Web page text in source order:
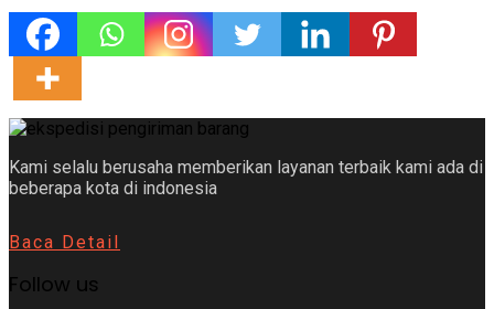
Kami selalu berusaha memberikan layanan terbaik kami ada di
beberapa kota di indonesia
Baca Detail
Follow us